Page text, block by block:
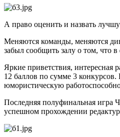
А право оценить и назвать
Меняются команды, меняются
забыл сообщить залу о том, что
Яркие приветствия, интересная
12 баллов по сумме 3
юмористическую
Последняя полуфинальная игра
успешном прохождении